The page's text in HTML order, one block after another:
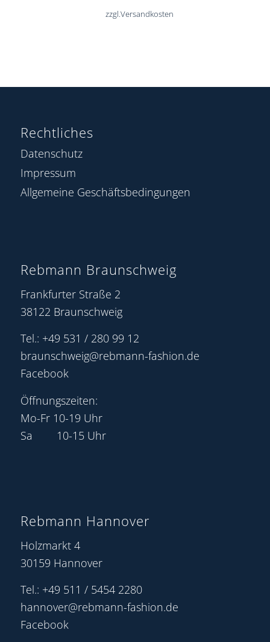
zzgl. Versandkosten
Rechtliches
Datenschutz
Impressum
Allgemeine Geschäftsbedingungen
Rebmann Braunschweig
Frankfurter Straße 2
38122 Braunschweig
Tel.: +49 531 / 280 99 12
braunschweig@rebmann-fashion.de
Facebook
Öffnungszeiten:
Mo-Fr 10-19 Uhr
Sa 10-15 Uhr
Rebmann Hannover
Holzmarkt 4
30159 Hannover
Tel.: +49 511 / 5454 2280
hannover@rebmann-fashion.de
Facebook